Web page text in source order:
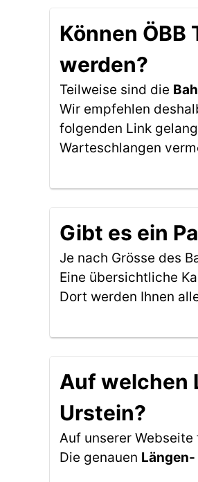
Können
werden?
Teilweise sind die
Wir empfehlen
folgenden Link
Warteschlangen
Gibt es ein
Je nach Grösse des
Eine übersichtliche
Dort werden Ihnen
Auf welchen
Urstein?
Auf unserer
Die genauen